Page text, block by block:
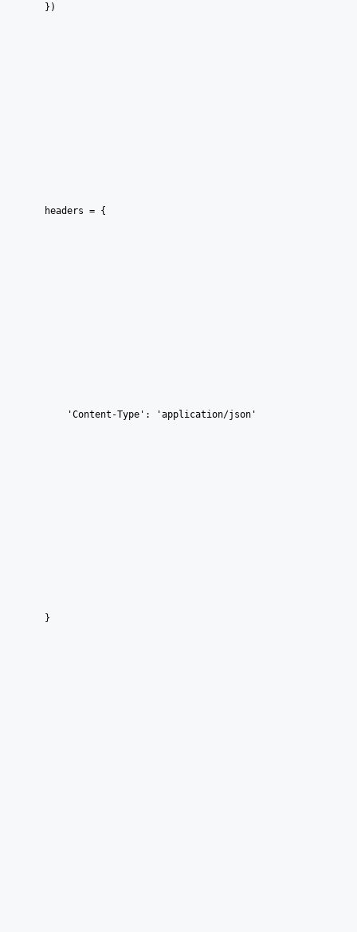
    })
    headers = {
        'Content-Type': 'application/json'
    }